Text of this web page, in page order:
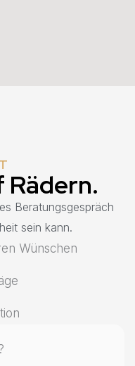
Rädern.
Beratungsgespräch
sein kann.
Wünschen